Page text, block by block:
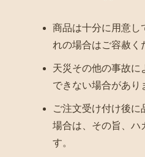
商品は十分に用意し
れの場合はご容赦く
天災その他の事故に
できない場合があり
ご注文受け付け後に
場合は、その旨、ハ
す。